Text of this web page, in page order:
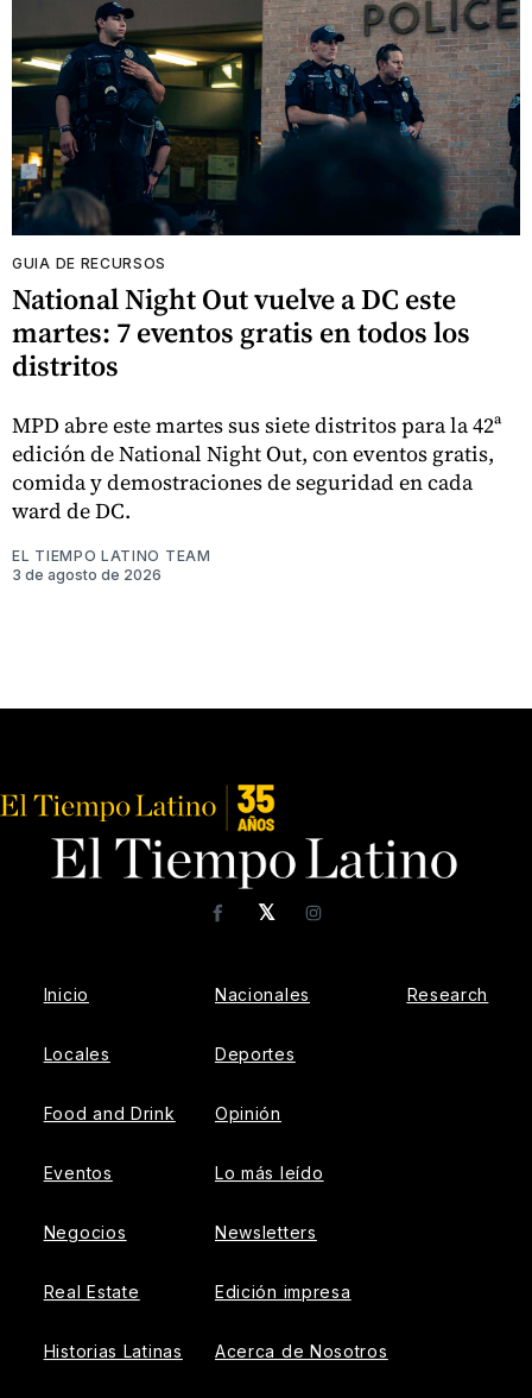
GUIA DE RECURSOS
National Night Out vuelve a DC este
martes: 7 eventos gratis en todos los
distritos
MPD abre este martes sus siete distritos para la 42ª
edición de National Night Out, con eventos gratis,
comida y demostraciones de seguridad en cada
ward de DC.
EL TIEMPO LATINO TEAM
3 de agosto de 2026
𝕏
FacebookInstagram
Inicio
Locales
Food and Drink
Eventos
Negocios
Real Estate
Historias Latinas
Nacionales
Deportes
Opinión
Lo más leído
Newsletters
Edición impresa
Acerca de Nosotros
Research